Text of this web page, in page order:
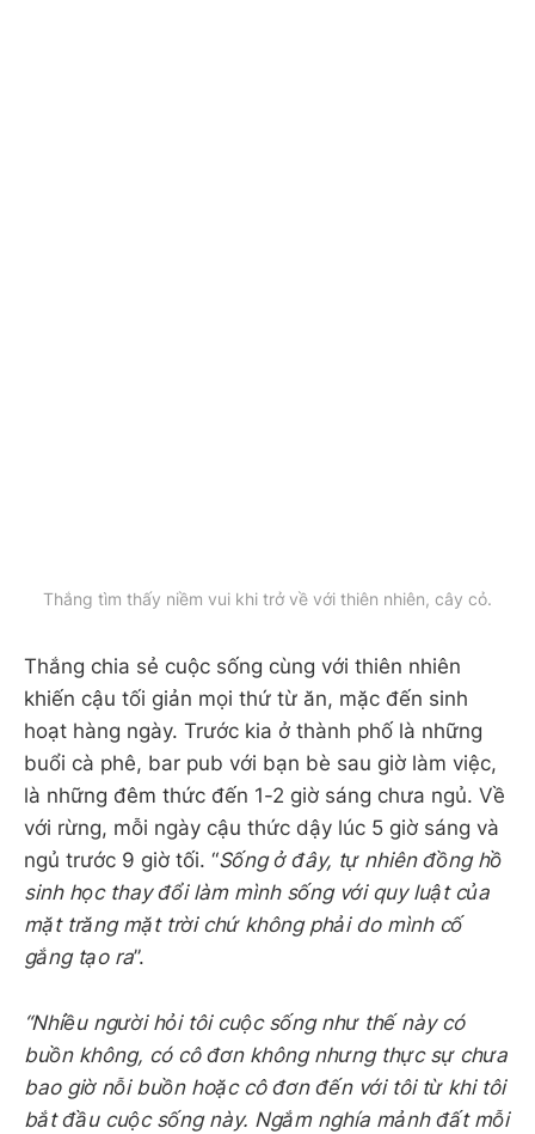
Thắng tìm thấy niềm vui khi trở về với thiên nhiên, cây cỏ.
Thắng chia sẻ cuộc sống cùng với thiên nhiên
khiến cậu tối giản mọi thứ từ ăn, mặc đến sinh
hoạt hàng ngày. Trước kia ở thành phố là những
buổi cà phê, bar pub với bạn bè sau giờ làm việc,
là những đêm thức đến 1-2 giờ sáng chưa ngủ. Về
với rừng, mỗi ngày cậu thức dậy lúc 5 giờ sáng và
ngủ trước 9 giờ tối. “Sống ở đây, tự nhiên đồng hồ
sinh học thay đổi làm mình sống với quy luật của
mặt trăng mặt trời chứ không phải do mình cố
gắng tạo ra”.
“Nhiều người hỏi tôi cuộc sống như thế này có
buồn không, có cô đơn không nhưng thực sự chưa
bao giờ nỗi buồn hoặc cô đơn đến với tôi từ khi tôi
bắt đầu cuộc sống này. Ngắm nghía mảnh đất mỗi